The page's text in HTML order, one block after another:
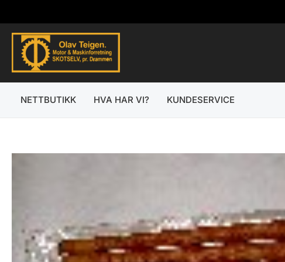
rett
innholdet
NETTBUTIKK HVA HAR VI? KUNDESERVICE